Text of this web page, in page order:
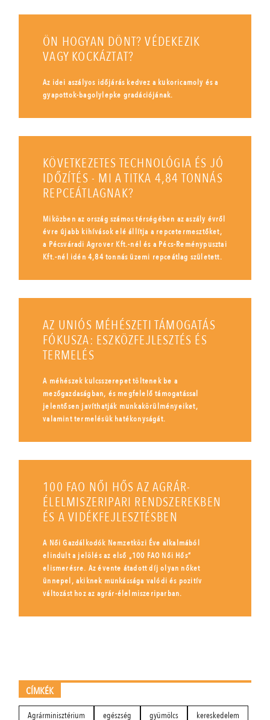
ÖN HOGYAN DÖNT? VÉDEKEZIK
VAGY KOCKÁZTAT?
Az idei aszályos időjárás kedvez a kukoricamoly és a
gyapottok-bagolylepke gradációjának.
KÖVETKEZETES TECHNOLÓGIA ÉS JÓ
IDŐZÍTÉS - MI A TITKA 4,84 TONNÁS
REPCEÁTLAGNAK?
Miközben az ország számos térségében az aszály évről
évre újabb kihívások elé állítja a repcetermesztőket,
a Pécsváradi Agrover Kft.-nél és a Pécs-Reménypusztai
Kft.-nél idén 4,84 tonnás üzemi repceátlag született.
AZ UNIÓS MÉHÉSZETI TÁMOGATÁS
FÓKUSZA: ESZKÖZFEJLESZTÉS ÉS
TERMELÉS
A méhészek kulcsszerepet töltenek be a
mezőgazdaságban, és megfelelő támogatással
jelentősen javíthatják munkakörülményeiket,
valamint termelésük hatékonyságát.
100 FAO NŐI HŐS AZ AGRÁR-
ÉLELMISZERIPARI RENDSZEREKBEN
ÉS A VIDÉKFEJLESZTÉSBEN
A Női Gazdálkodók Nemzetközi Éve alkalmából
elindult a jelölés az első „100 FAO Női Hős”
elismerésre. Az évente átadott díj olyan nőket
ünnepel, akiknek munkássága valódi és pozitív
változást hoz az agrár-élelmiszeriparban.
CÍMKÉK
Agrárminisztérium egészség gyümölcs kereskedelem